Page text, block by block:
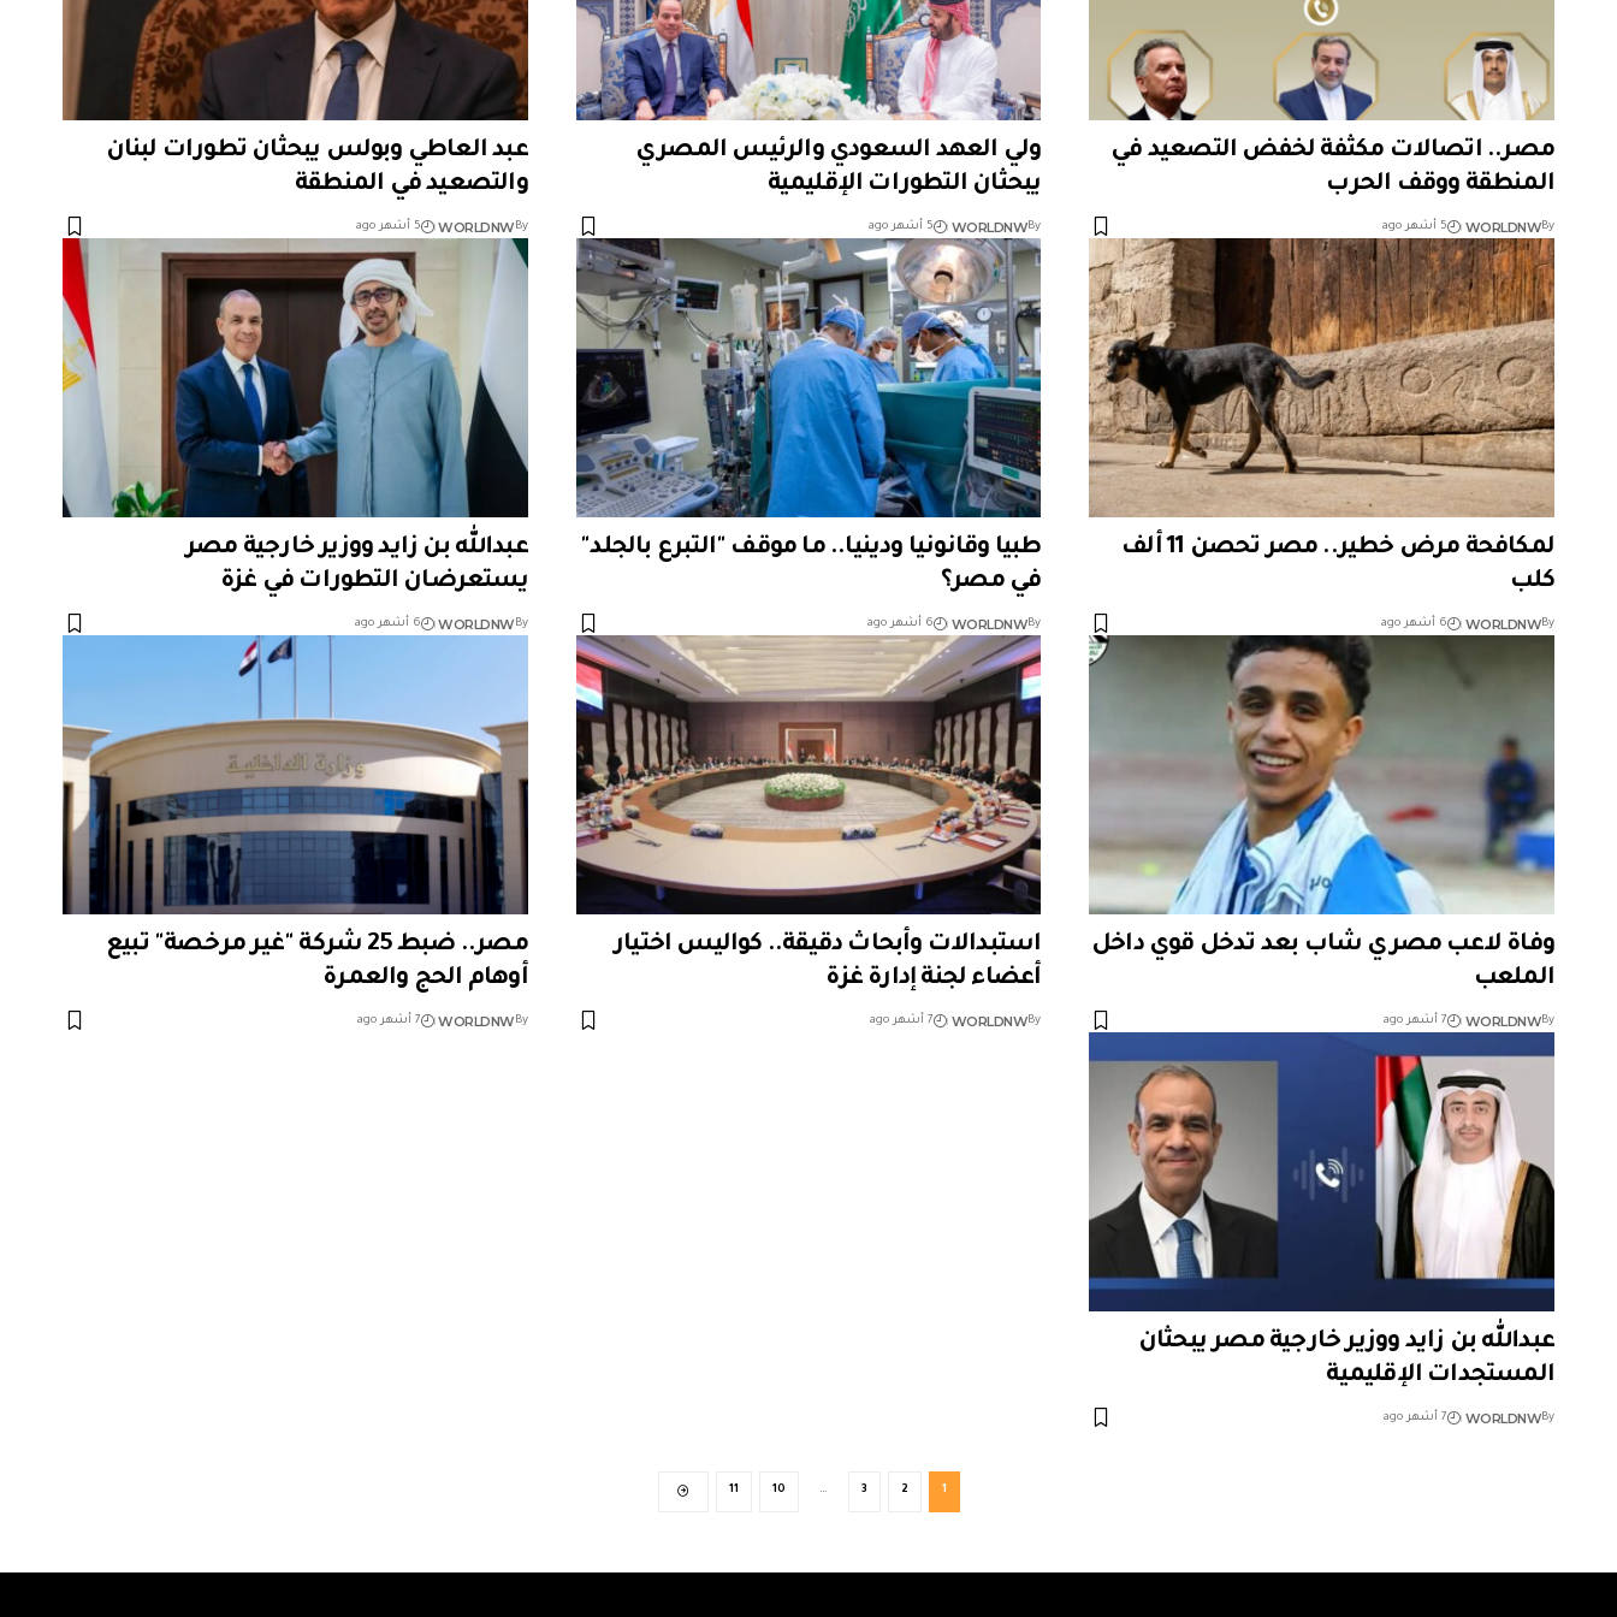
مصر.. اتصالات مكثفة لخفض التصعيد في
المنطقة ووقف الحرب
By
WORLDNW 5 أشهر ago
ولي العهد السعودي والرئيس المصري
يبحثان التطورات الإقليمية
By
WORLDNW 5 أشهر ago
عبد العاطي وبولس يبحثان تطورات لبنان
والتصعيد في المنطقة
By
WORLDNW 5 أشهر ago
لمكافحة مرض خطير.. مصر تحصن 11 ألف
كلب
By
WORLDNW 6 أشهر ago
طبيا وقانونيا ودينيا.. ما موقف "التبرع بالجلد"
في مصر؟
By
WORLDNW 6 أشهر ago
عبدالله بن زايد ووزير خارجية مصر
يستعرضان التطورات في غزة
By
WORLDNW 6 أشهر ago
وفاة لاعب مصري شاب بعد تدخل قوي داخل
الملعب
By
WORLDNW 7 أشهر ago
استبدالات وأبحاث دقيقة.. كواليس اختيار
أعضاء لجنة إدارة غزة
By
WORLDNW 7 أشهر ago
مصر.. ضبط 25 شركة "غير مرخصة" تبيع
أوهام الحج والعمرة
By
WORLDNW 7 أشهر ago
عبدالله بن زايد ووزير خارجية مصر يبحثان
المستجدات الإقليمية
By
WORLDNW 7 أشهر ago
1
2
3
…
10
11